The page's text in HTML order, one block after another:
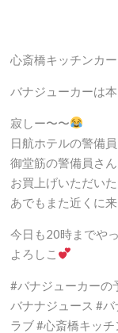
心斎橋キッチンカ
バナジューカーは
寂しー〜〜
日航ホテルの警備
御堂筋の警備員さ
お買上げいただい
あでもまた近くに
今日も20時までや
よろしこ
#バナジューカーの
バナナジュース #
ラブ #心斎橋キッ